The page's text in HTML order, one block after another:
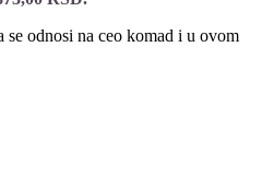
odnosi na ceo komad i u ovom